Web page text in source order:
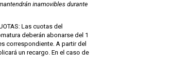
inamovibles durante
Las cuotas del
deberán abonarse del 1
correspondiente. A partir del
un recargo. En el caso de